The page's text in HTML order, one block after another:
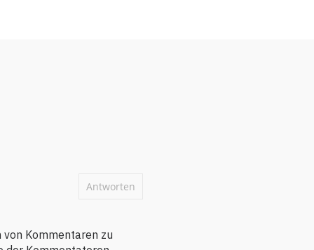
Kommentaren zu
Antworten